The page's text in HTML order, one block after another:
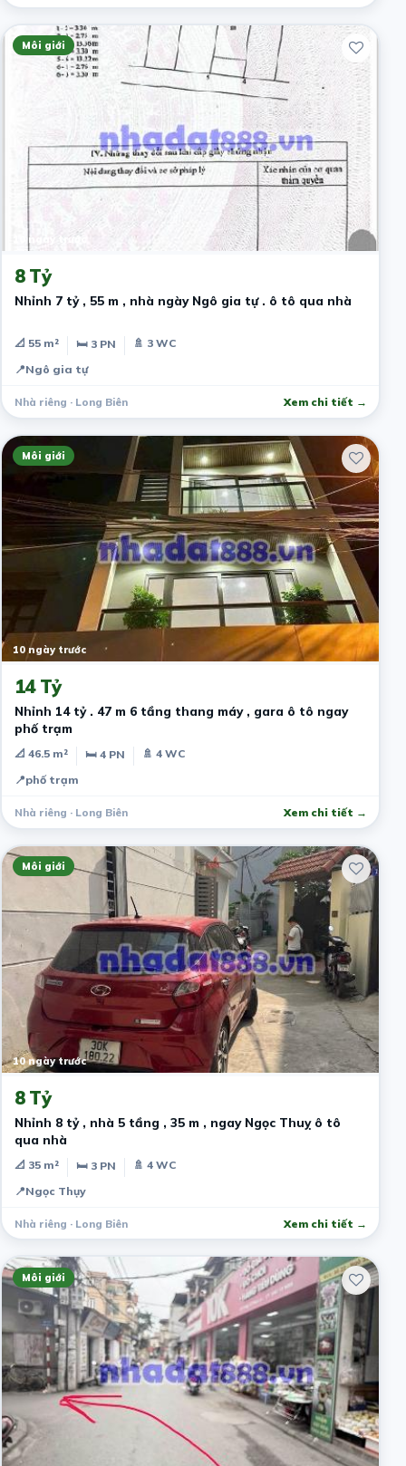
Môi giới
10 ngày trước
8 Tỷ
Nhỉnh 7 tỷ , 55 m , nhà ngày Ngô gia tự . ô tô qua nhà
📐 55 m² 🛏 3 PN
🚿 3 WC
📍Ngô gia tự
Nhà riêng · Long Biên Xem chi tiết →
Môi giới
10 ngày trước
14 Tỷ
Nhỉnh 14 tỷ . 47 m 6 tầng thang máy , gara ô tô ngay
phố trạm
📐 46.5 m² 🛏 4 PN
🚿 4 WC
📍phố trạm
Nhà riêng · Long Biên Xem chi tiết →
Môi giới
10 ngày trước
8 Tỷ
Nhỉnh 8 tỷ , nhà 5 tầng , 35 m , ngay Ngọc Thuỵ ô tô
qua nhà
📐 35 m² 🛏 3 PN
🚿 4 WC
📍Ngọc Thụy
Nhà riêng · Long Biên Xem chi tiết →
Môi giới